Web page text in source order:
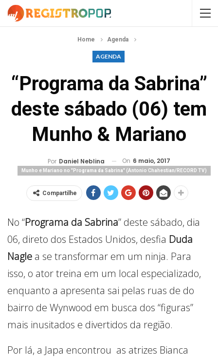
Home Agenda
AGENDA
“Programa da Sabrina”
deste sábado (06) tem
Munho & Mariano
Por Daniel Neblina On 6 maio, 2017
Munho e Mariano no "Programa da Sabrina" (Antonio Chahestian/RECORD TV)
Compartilhe
No “Programa da Sabrina” deste sábado, dia
06, direto dos Estados Unidos, desfia Duda
Nagle a se transformar em um ninja. Para
isso, o ator treina em um local especializado,
enquanto a apresenta sai pelas ruas de do
bairro de Wynwood em busca dos “figuras”
mais inusitados e divertidos da região.
Por lá, a Japa encontrou as atrizes Bianca